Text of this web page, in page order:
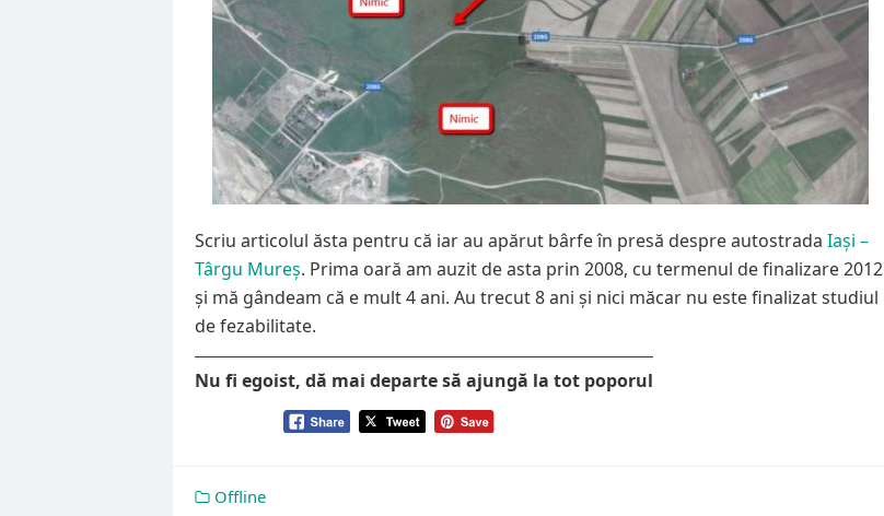
Scriu articolul ăsta pentru că iar au apărut bârfe în presă despre autostrada Iași –
Târgu Mureș. Prima oară am auzit de asta prin 2008, cu termenul de finalizare 2012
și mă gândeam că e mult 4 ani. Au trecut 8 ani și nici măcar nu este finalizat studiul
de fezabilitate.
Nu fi egoist, dă mai departe să ajungă la tot poporul
Offline